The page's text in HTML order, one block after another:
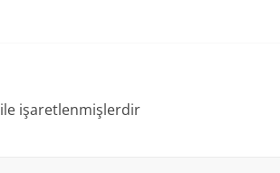
ile işaretlenmişlerdir